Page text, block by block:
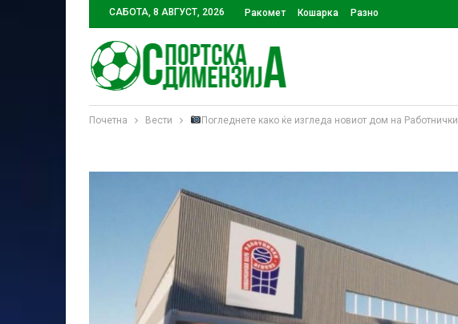
САБОТА, 8 АВГУСТ, 2026 Ракомет Кошарка Разно
Почетна Вести Погледнете како ќе изгледа новиот дом на Работнички